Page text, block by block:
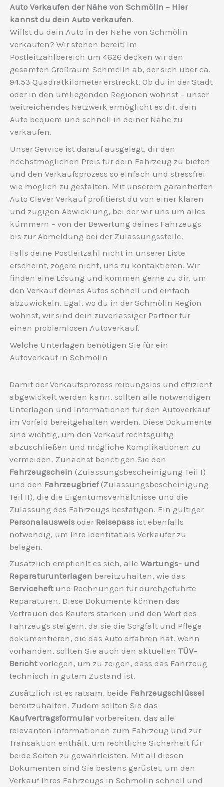
Auto Verkaufen der Nähe von Schmölln – Hier
kannst du dein Auto verkaufen.
Willst du dein Auto in der Nähe von Schmölln
verkaufen? Wir stehen bereit! Im
Postleitzahlbereich um 4626 decken wir den
gesamten Großraum Schmölln ab, der sich über ca.
94.53 Quadratkilometer erstreckt. Ob du in der Stadt
oder in den umliegenden Regionen wohnst – unser
weitreichendes Netzwerk ermöglicht es dir, dein
Auto bequem und schnell in deiner Nähe zu
verkaufen.
Unser Service ist darauf ausgelegt, dir den
höchstmöglichen Preis für dein Fahrzeug zu bieten
und den Verkaufsprozess so einfach und stressfrei
wie möglich zu gestalten. Mit unserem garantierten
Auto Clever Verkauf profitierst du von einer klaren
und zügigen Abwicklung, bei der wir uns um alles
kümmern – von der Bewertung deines Fahrzeugs
bis zur Abmeldung bei der Zulassungsstelle.
Falls deine Postleitzahl nicht in unserer Liste
erscheint, zögere nicht, uns zu kontaktieren. Wir
finden eine Lösung und kommen gerne zu dir, um
den Verkauf deines Autos schnell und einfach
abzuwickeln. Egal, wo du in der Schmölln Region
wohnst, wir sind dein zuverlässiger Partner für
einen problemlosen Autoverkauf.
Welche Unterlagen benötigen Sie für ein
Autoverkauf in Schmölln
Damit der Verkaufsprozess reibungslos und effizient
abgewickelt werden kann, sollten alle notwendigen
Unterlagen und Informationen für den Autoverkauf
im Vorfeld bereitgehalten werden. Diese Dokumente
sind wichtig, um den Verkauf rechtsgültig
abzuschließen und mögliche Komplikationen zu
vermeiden. Zunächst benötigen Sie den
Fahrzeugschein (Zulassungsbescheinigung Teil I)
und den Fahrzeugbrief(Zulassungsbescheinigung
Teil II), die die Eigentumsverhältnisse und die
Zulassung des Fahrzeugs bestätigen. Ein gültiger
Personalausweis oder Reisepass ist ebenfalls
notwendig, um Ihre Identität als Verkäufer zu
belegen.
Zusätzlich empfiehlt es sich, alle Wartungs- und
Reparaturunterlagen bereitzuhalten, wie das
Serviceheftund Rechnungen für durchgeführte
Reparaturen. Diese Dokumente können das
Vertrauen des Käufers stärken und den Wert des
Fahrzeugs steigern, da sie die Sorgfalt und Pflege
dokumentieren, die das Auto erfahren hat. Wenn
vorhanden, sollten Sie auch den aktuellen TÜV-
Berichtvorlegen, um zu zeigen, dass das Fahrzeug
technisch in gutem Zustand ist.
Zusätzlich ist es ratsam, beide Fahrzeugschlüssel
bereitzuhalten. Zudem sollten Sie das
Kaufvertragsformularvorbereiten, das alle
relevanten Informationen zum Fahrzeug und zur
Transaktion enthält, um rechtliche Sicherheit für
beide Seiten zu gewährleisten. Mit all diesen
Dokumenten sind Sie bestens gerüstet, um den
Verkauf Ihres Fahrzeugs in Schmölln schnell und